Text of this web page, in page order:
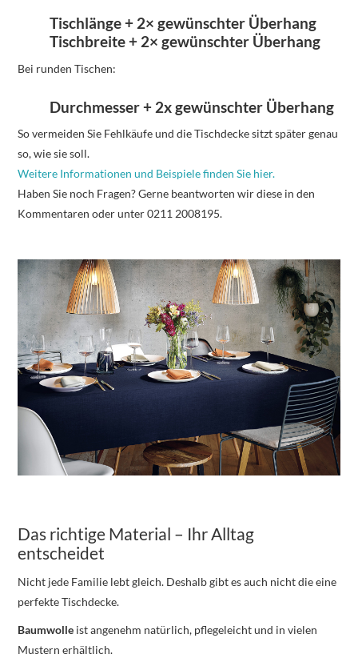
Tischlänge + 2× gewünschter Überhang
Tischbreite + 2× gewünschter Überhang
Bei runden Tischen:
Durchmesser + 2x gewünschter Überhang
So vermeiden Sie Fehlkäufe und die Tischdecke sitzt später genau
so, wie sie soll.
Weitere Informationen und Beispiele finden Sie hier.
Haben Sie noch Fragen? Gerne beantworten wir diese in den
Kommentaren oder unter 0211 2008195.
Das richtige Material – Ihr Alltag
entscheidet
Nicht jede Familie lebt gleich. Deshalb gibt es auch nicht die eine
perfekte Tischdecke.
Baumwolle ist angenehm natürlich, pflegeleicht und in vielen
Mustern erhältlich.